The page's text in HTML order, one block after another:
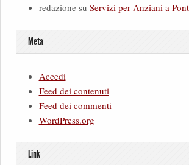
redazionesu Servizi per Anziani a
Meta
Accedi
Feed dei contenuti
Feed dei commenti
WordPress.org
Link